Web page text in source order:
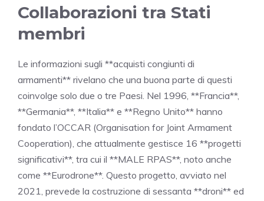
Collaborazioni tra Stati
membri
Le informazioni sugli **acquisti congiunti di
armamenti** rivelano che una buona parte di questi
coinvolge solo due o tre Paesi. Nel 1996, **Francia**,
**Germania**, **Italia** e **Regno Unito** hanno
fondato l’OCCAR (Organisation for Joint Armament
Cooperation), che attualmente gestisce 16 **progetti
significativi**, tra cui il **MALE RPAS**, noto anche
come **Eurodrone**. Questo progetto, avviato nel
2021, prevede la costruzione di sessanta **droni** ed